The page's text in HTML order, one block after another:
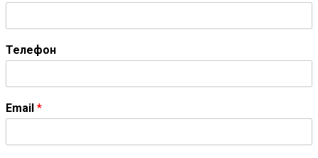
Телефон
Email *